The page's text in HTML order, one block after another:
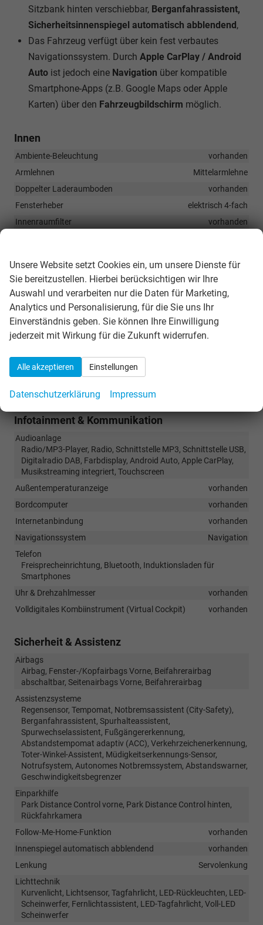
Sitzbank hinten verschiebbar, Berganfahrassistent,
Sicherheitsinnenspiegel automatisch abblendend,
Das Fahrzeug verfügt über kein fest verbautes
Navigationssystem. Durch Apple CarPlay / Android
Auto ist jedoch eine Navigation über kompatible
Smartphone-Apps (z.B. Google Maps oder Apple
Karten) über den Fahrzeugbildschirm möglich.
Innen
Ambiente-Beleuchtung
vorhanden
Armlehnen
Mittelarmlehne
Doppelter Laderaumboden
vorhanden
Fensterheber
elektrisch 4-fach
Innenraumfilter
vorhanden
Lenkrad
in Leder, höhenverstellbar, mit Multifunktionen, in
Sportausführung, mit Schaltwippen
Sitze
Isofix (Kindersitzbefestigung), Sitzbank hinten verschiebbar,
Rücksitzbank hinten geteilt, Sitzheizung, Isofix Beifahrersitz,
Umklappbarer Beifahrersitz
Sitze: Lordosenstütze
Sitze: Verstellbarkeit
Infotainment & Kommunikation
Audioanlage
Radio/MP3-Player, Radio, Schnittstelle MP3, Schnittstelle USB,
Digitalradio DAB, Farbdisplay, Android Auto, Apple CarPlay,
Musikstreaming integriert, Touchscreen
Außentemperaturanzeige
vorhanden
Bordcomputer
vorhanden
Internetanbindung
vorhanden
Navigationssystem
Navigation
Telefon
Freisprecheinrichtung, Bluetooth, Induktionsladen für
Smartphones
Uhr & Drehzahlmesser
vorhanden
Volldigitales Kombiinstrument (Virtual Cockpit)
vorhanden
Sicherheit & Assistenz
Airbags
Airbag, Fenster-/Kopfairbags Vorne, Beifahrerairbag
abschaltbar, Seitenairbags Vorne, Beifahrerairbag
Assistenzsysteme
Regensensor, Tempomat, Notbremsassistent (City-Safety),
Berganfahrassistent, Spurhalteassistent,
Spurwechselassistent, Fußgängererkennung,
Abstandstempomat adaptiv (ACC), Verkehrzeichenerkennung,
Toter-Winkel-Assistent, Müdigkeitserkennungs-Sensor,
Notrufsystem, Autonomes Notbremssystem, Abstandswarner,
Geschwindigkeitsbegrenzer
Einparkhilfe
Park Distance Control vorne, Park Distance Control hinten,
Rückfahrkamera
Follow-Me-Home-Funktion
vorhanden
Innenspiegel automatisch abblendend
vorhanden
Lenkung
Servolenkung
Lichttechnik
Kurvenlicht, Lichtsensor, Tagfahrlicht, LED-Rückleuchten, LED-
Scheinwerfer, Fernlichtassistent, LED-Tagfahrlicht, Voll-LED
Scheinwerfer
Unsere Website setzt Cookies ein, um unsere Dienste für
Sie bereitzustellen. Hierbei berücksichtigen wir Ihre
Auswahl und verarbeiten nur die Daten für Marketing,
Analytics und Personalisierung, für die Sie uns Ihr
Einverständnis geben. Sie können Ihre Einwilligung
jederzeit mit Wirkung für die Zukunft widerrufen.
Alle akzeptieren Einstellungen
Datenschutzerklärung Impressum